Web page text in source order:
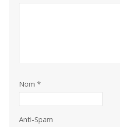
Nom *
Anti-Spam